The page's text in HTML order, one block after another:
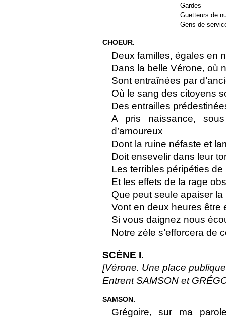
Gardes
Guetteurs de
Gens de
CHOEUR.
Deux familles, égales en
Dans la belle Vérone, où
Sont entraînées par
Où le sang des citoyens
Des entrailles
A pris naissance,
d’amoureux
Dont la ruine néfaste et
Doit ensevelir dans leur
Les terribles péripéties de
Et les effets de la rage
Que peut seule apaiser
Vont en deux heures être
Si vous daignez nous
Notre zèle s’efforcera de
SCÈNE I.
[Vérone. Une place
Entrent SAMSON et
SAMSON.
Grégoire, sur ma